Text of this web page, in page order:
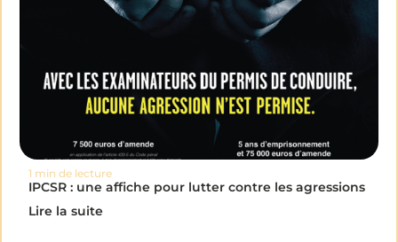
1 min de lecture
IPCSR : une affiche pour lutter contre les agressions
Lire la suite